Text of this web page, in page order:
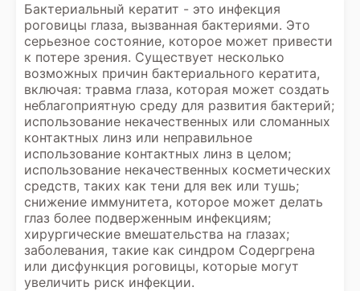
Бактериальный кератит - это инфекция
роговицы глаза, вызванная бактериями. Это
серьезное состояние, которое может привести
к потере зрения. Существует несколько
возможных причин бактериального кератита,
включая: травма глаза, которая может создать
неблагоприятную среду для развития бактерий;
использование некачественных или сломанных
контактных линз или неправильное
использование контактных линз в целом;
использование некачественных косметических
средств, таких как тени для век или тушь;
снижение иммунитета, которое может делать
глаз более подверженным инфекциям;
хирургические вмешательства на глазах;
заболевания, такие как синдром Содергрена
или дисфункция роговицы, которые могут
увеличить риск инфекции.